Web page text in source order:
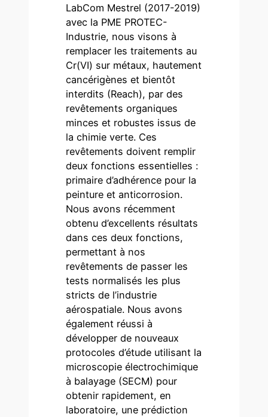
LabCom Mestrel (2017-2019)
avec la PME PROTEC-
Industrie, nous visons à
remplacer les traitements au
Cr(VI) sur métaux, hautement
cancérigènes et bientôt
interdits (Reach), par des
revêtements organiques
minces et robustes issus de
la chimie verte. Ces
revêtements doivent remplir
deux fonctions essentielles :
primaire d’adhérence pour la
peinture et anticorrosion.
Nous avons récemment
obtenu d’excellents résultats
dans ces deux fonctions,
permettant à nos
revêtements de passer les
tests normalisés les plus
stricts de l’industrie
aérospatiale. Nous avons
également réussi à
développer de nouveaux
protocoles d’étude utilisant la
microscopie électrochimique
à balayage (SECM) pour
obtenir rapidement, en
laboratoire, une prédiction